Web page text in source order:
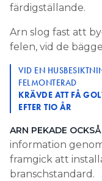
färdigställande.
Arn slog fast att
felen, vid de
VID EN
FELMONTERAD
KRÄVDE ATT FÅ
EFTER TIO ÅR
ARN PEKADE OCKSÅ
information
framgick att
branschstandard.